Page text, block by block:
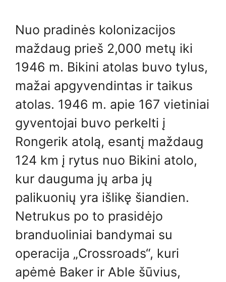
Nuo pradinės kolonizacijos
maždaug prieš 2,000 metų iki
1946 m. ​​Bikini atolas buvo tylus,
mažai apgyvendintas ir taikus
atolas. 1946 m. ​​apie 167 vietiniai
gyventojai buvo perkelti į
Rongerik atolą, esantį maždaug
124 km į rytus nuo Bikini atolo,
kur dauguma jų arba jų
palikuonių yra išlikę šiandien.
Netrukus po to prasidėjo
branduoliniai bandymai su
operacija „Crossroads“, kuri
apėmė Baker ir Able šūvius,